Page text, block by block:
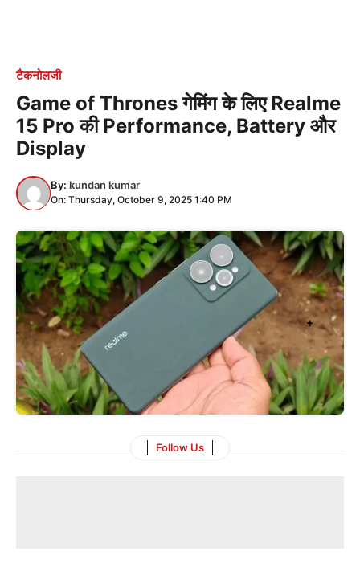
टैकनोलजी
Game of Thrones गेमिंग के लिए Realme
15 Pro की Performance, Battery और
Display
By: kundan kumar
On: Thursday, October 9, 2025 1:40 PM
Follow Us